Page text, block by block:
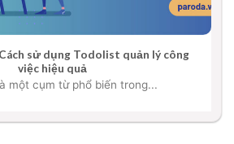
sử dụng Todolist quản lý công
việc hiệu quả
một cụm từ phổ biến trong...